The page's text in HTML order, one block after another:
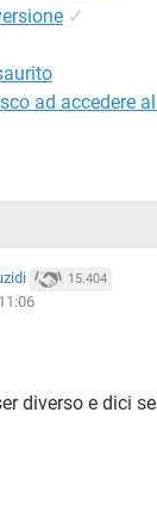
✓
ad accedere
15.404
diverso e dici